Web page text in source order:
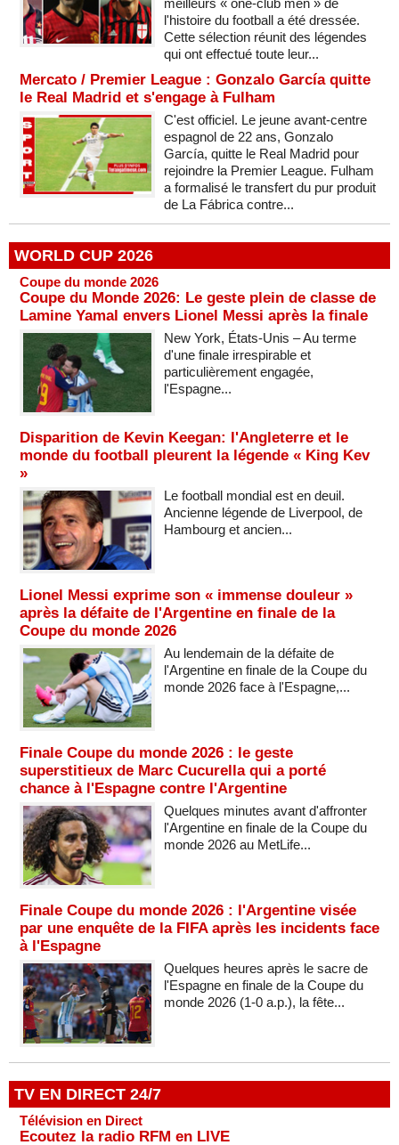
l'histoire du football a été dressée.
Cette sélection réunit des légendes
qui ont effectué toute leur...
Mercato / Premier League : Gonzalo García quitte
le Real Madrid et s'engage à Fulham
C'est officiel. Le jeune avant-centre
espagnol de 22 ans, Gonzalo
García, quitte le Real Madrid pour
rejoindre la Premier League. Fulham
a formalisé le transfert du pur produit
de La Fábrica contre...
WORLD CUP 2026
Coupe du monde 2026
Coupe du Monde 2026: Le geste plein de classe de
Lamine Yamal envers Lionel Messi après la finale
New York, États-Unis – Au terme
d'une finale irrespirable et
particulièrement engagée,
l'Espagne...
Disparition de Kevin Keegan: l'Angleterre et le
monde du football pleurent la légende « King Kev
»
Le football mondial est en deuil.
Ancienne légende de Liverpool, de
Hambourg et ancien...
Lionel Messi exprime son « immense douleur »
après la défaite de l'Argentine en finale de la
Coupe du monde 2026
Au lendemain de la défaite de
l'Argentine en finale de la Coupe du
monde 2026 face à l'Espagne,...
Finale Coupe du monde 2026 : le geste
superstitieux de Marc Cucurella qui a porté
chance à l'Espagne contre l'Argentine
Quelques minutes avant d'affronter
l'Argentine en finale de la Coupe du
monde 2026 au MetLife...
Finale Coupe du monde 2026 : l'Argentine visée
par une enquête de la FIFA après les incidents face
à l'Espagne
Quelques heures après le sacre de
l'Espagne en finale de la Coupe du
monde 2026 (1-0 a.p.), la fête...
TV EN DIRECT 24/7
Télévision en Direct
Ecoutez la radio RFM en LIVE